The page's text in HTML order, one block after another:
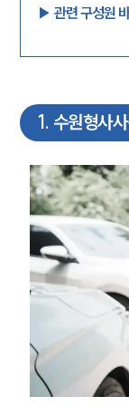
▶︎ 관련 구성원
1 . 수원형사